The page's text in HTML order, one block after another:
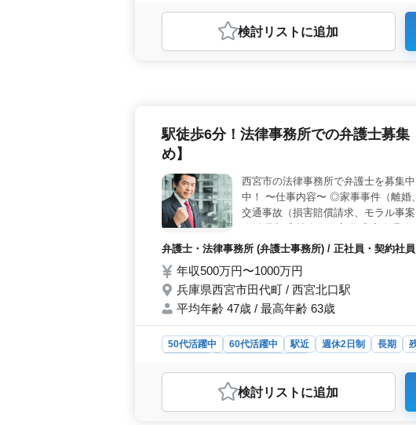
おすすめポイント
＜会計事務のプロとして活躍＞ 実務経験を活かし
す。 ＜中高年の方も大歓迎＞ 中高年の方々が
検討リスト に追加
駅徒歩6分！法律事務所での弁護士募
め】
西宮市の法律事務所で弁護士を募集
中！ 〜仕事内容〜 ◎家事事件（離
交通事故（損害賠償請求、モラル事
せんか？ ベテランの方やシニアの方
弁護士・法律事務所 (弁護士事務所) / 正社員・契約社
年収500万円〜1000万円
兵庫県西宮市田代町 / 西宮北口駅
平均年齢 47歳 / 最高年齢 63歳
50代活躍中 60代活躍中 駅近 週休2日制 長期
おすすめポイント
＜シニア活躍と仕事内容＞ 西宮市の法律事務所が
検討リスト に追加